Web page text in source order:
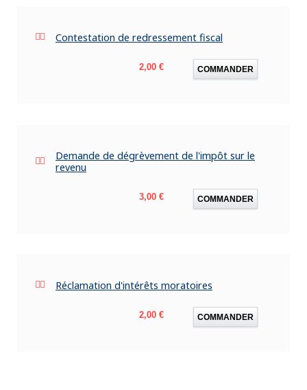
Contestation de redressement fiscal
Prix
2,00 € COMMANDER
Demande de dégrèvement de l'impôt sur le
revenu
Prix
3,00 € COMMANDER
Réclamation d'intérêts moratoires
Prix
2,00 € COMMANDER